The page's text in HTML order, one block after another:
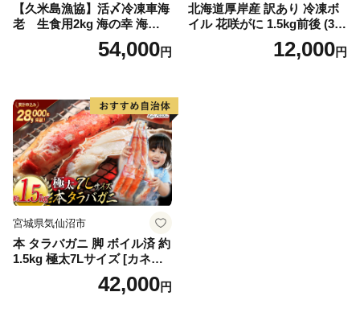
【久米島漁協】活〆冷凍車海
老 生食用2kg 海の幸 海鮮
車えび クルマエビ 高級食材
生食 刺身 鮮度抜群 プリプリ
り物 お歳暮 お中元
54,000円
北海道厚岸産 訳あり 冷凍ボ
イル 花咲がに 1.5kg前後 (3尾
～5尾入) 蟹 花咲ガニ 魚介類
魚介 [№5863-1090]12,000円
宮城県気仙沼市
本 タラバガニ 脚 ボイル済 約
1.5kg 極太7Lサイズ [カネダ
イ 宮城県 気仙沼市 2056432
6] カニ かに 蟹 たらばがに た
42,000円